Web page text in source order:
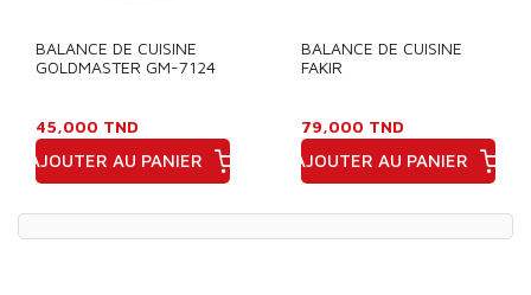
BALANCE DE CUISINE
GOLDMASTER GM-7124
45,000 TND
AJOUTER AU PANIER
BALANCE DE CUISINE
FAKIR
79,000 TND
AJOUTER AU PANIER